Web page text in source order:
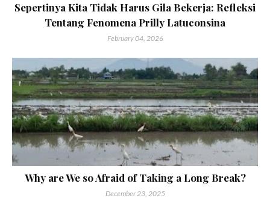
Sepertinya Kita Tidak Harus Gila Bekerja: Refleksi
Tentang Fenomena Prilly Latuconsina
February 04, 2026
Why are We so Afraid of Taking a Long Break?
December 23, 2025